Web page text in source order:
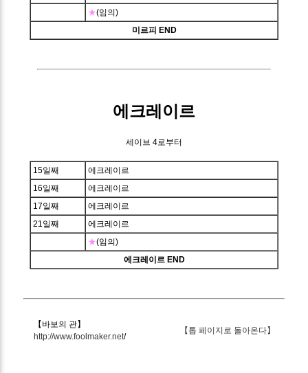
★(임의)
미르피 END
에크레이르
세이브 4로부터
15일째
에크레이르
16일째
에크레이르
17일째
에크레이르
21일째
에크레이르
★(임의)
에크레이르 END
【바보의 관】
http://www.foolmaker.net/
【톱 페이지로 돌아온다】